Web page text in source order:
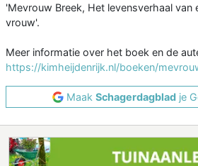
'Mevrouw Breek, Het levensverhaal van
vrouw'.
Meer informatie over het boek en de
https://kimheijdenrijk.nl/boeken/
Maak Schagerdagbladje